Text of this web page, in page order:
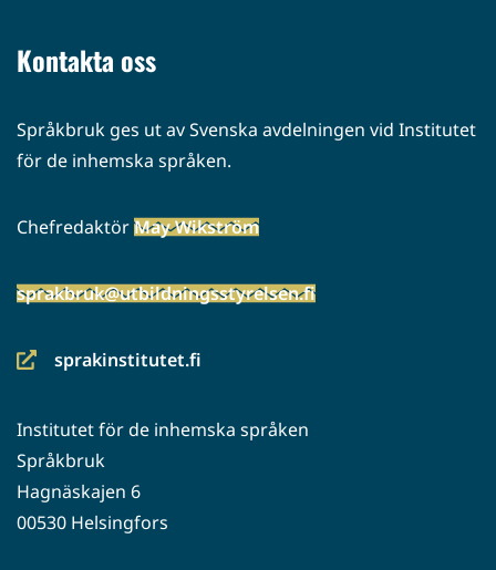
Kontakta oss
Språkbruk ges ut av Svenska avdelningen vid Institutet
för de inhemska språken.
ChefredaktörMay Wikström
sprakbruk@utbildningsstyrelsen.fi
sprakinstitutet.fi
(siirryt
palveluun)
Institutet för de inhemska språken
Språkbruk
Hagnäskajen 6
00530 Helsingfors